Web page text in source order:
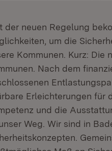
der neuen Regelung
um die
Kommunen. Kurz: Die
Nach dem
Erleichterungen für
und die
Weg. Wir sind in